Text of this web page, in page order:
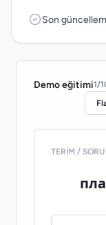
Son
Demo eğitimi1/
TERIM / SORU